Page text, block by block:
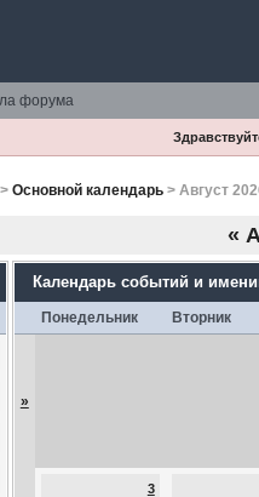
форума
Основной календарь> Август
«
Календарь событий и
Понедельник Вторник
»
3